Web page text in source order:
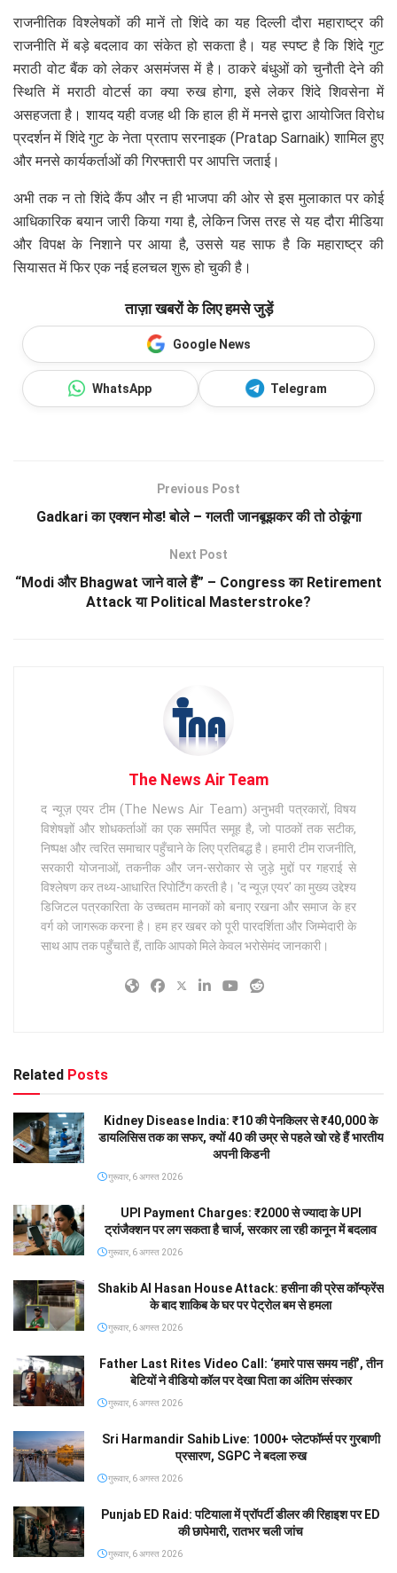
राजनीतिक विश्लेषकों की मानें तो शिंदे का यह दिल्ली दौरा महाराष्ट्र की
राजनीति में बड़े बदलाव का संकेत हो सकता है। यह स्पष्ट है कि शिंदे गुट
मराठी वोट बैंक को लेकर असमंजस में है। ठाकरे बंधुओं को चुनौती देने की
स्थिति में मराठी वोटर्स का क्या रुख होगा, इसे लेकर शिंदे शिवसेना में
असहजता है। शायद यही वजह थी कि हाल ही में मनसे द्वारा आयोजित विरोध
प्रदर्शन में शिंदे गुट के नेता प्रताप सरनाइक (Pratap Sarnaik) शामिल हुए
और मनसे कार्यकर्ताओं की गिरफ्तारी पर आपत्ति जताई।
अभी तक न तो शिंदे कैंप और न ही भाजपा की ओर से इस मुलाकात पर कोई
आधिकारिक बयान जारी किया गया है, लेकिन जिस तरह से यह दौरा मीडिया
और विपक्ष के निशाने पर आया है, उससे यह साफ है कि महाराष्ट्र की
सियासत में फिर एक नई हलचल शुरू हो चुकी है।
ताज़ा खबरों के लिए हमसे जुड़ें
Google News
WhatsApp Telegram
Previous Post
Gadkari का एक्शन मोड! बोले – गलती जानबूझकर की तो ठोकूंगा
Next Post
“Modi और Bhagwat जाने वाले हैं” – Congress का Retirement
Attack या Political Masterstroke?
The News Air Team
द न्यूज़ एयर टीम (The News Air Team) अनुभवी पत्रकारों, विषय
विशेषज्ञों और शोधकर्ताओं का एक समर्पित समूह है, जो पाठकों तक सटीक,
निष्पक्ष और त्वरित समाचार पहुँचाने के लिए प्रतिबद्ध है। हमारी टीम राजनीति,
सरकारी योजनाओं, तकनीक और जन-सरोकार से जुड़े मुद्दों पर गहराई से
विश्लेषण कर तथ्य-आधारित रिपोर्टिंग करती है। 'द न्यूज़ एयर' का मुख्य उद्देश्य
डिजिटल पत्रकारिता के उच्चतम मानकों को बनाए रखना और समाज के हर
वर्ग को जागरूक करना है। हम हर खबर को पूरी पारदर्शिता और जिम्मेदारी के
साथ आप तक पहुँचाते हैं, ताकि आपको मिले केवल भरोसेमंद जानकारी।
Related Posts
Kidney Disease India: ₹10 की पेनकिलर से ₹40,000 के
डायलिसिस तक का सफर, क्यों 40 की उम्र से पहले खो रहे हैं भारतीय
अपनी किडनी
गुरूवार, 6 अगस्त 2026
UPI Payment Charges: ₹2000 से ज्यादा के UPI
ट्रांजैक्शन पर लग सकता है चार्ज, सरकार ला रही कानून में बदलाव
गुरूवार, 6 अगस्त 2026
Shakib Al Hasan House Attack: हसीना की प्रेस कॉन्फ्रेंस
के बाद शाकिब के घर पर पेट्रोल बम से हमला
गुरूवार, 6 अगस्त 2026
Father Last Rites Video Call: ‘हमारे पास समय नहीं’, तीन
बेटियों ने वीडियो कॉल पर देखा पिता का अंतिम संस्कार
गुरूवार, 6 अगस्त 2026
Sri Harmandir Sahib Live: 1000+ प्लेटफॉर्म्स पर गुरबाणी
प्रसारण, SGPC ने बदला रुख
गुरूवार, 6 अगस्त 2026
Punjab ED Raid: पटियाला में प्रॉपर्टी डीलर की रिहाइश पर ED
की छापेमारी, रातभर चली जांच
गुरूवार, 6 अगस्त 2026